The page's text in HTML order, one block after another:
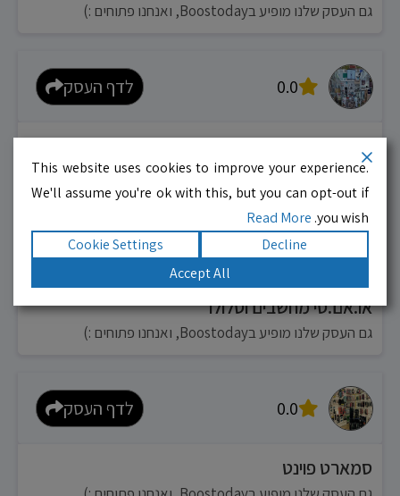
גם העסק שלנו מופיע בBoostoday, ואנחנו פתוחים :)
0.0 לדף העסק
לוח M
גם העסק שלנו מופיע בBoostoday, ואנחנו פתוחים :)
0.0 לדף העסק
או.אם.סי מחשבים וסלולר
גם העסק שלנו מופיע בBoostoday, ואנחנו פתוחים :)
0.0 לדף העסק
סמארט פוינט
This website uses cookies to improve your experience.
We'll assume you're ok with this, but you can opt-out if
you wish.
Read More
Decline
Cookie Settings
Accept All